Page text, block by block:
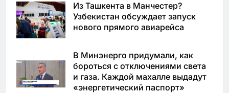
Из Ташкента в Манчестер?
Узбекистан обсуждает запуск
нового прямого авиарейса
В Минэнерго придумали, как
бороться с отключениями света
и газа. Каждой махалле выдадут
«энергетический паспорт»